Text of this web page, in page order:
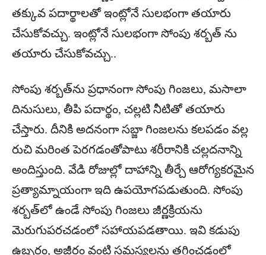
తక్కువ పదార్థాలతో ఇంట్లోనే సులభంగా తయారు
చేసుకోవచ్చు. ఇంట్లోనే సుల‌భంగా సోంపు శ‌ర్బ‌త్ ను
తయారు చేసుకోవచ్చు..
సోంపు శర్బత్‌ను ప్రధానంగా సోంపు గింజలు, మసాలా
దినుసులు, తీపి పదార్థం, చల్లటి నీటితో తయారు
చేస్తారు. దీనికి అదనంగా సబ్జా గింజలను కలపడం వల్ల
రుచి మరింత పెరగడంతోపాటు శరీరానికి చల్లదనాన్ని
అందిస్తుంది. వేడి రోజుల్లో దాహాన్ని తీర్చే ఆరోగ్యకరమైన
ప్రత్యామ్నాయంగా ఇది ఉపయోగపడుతుంది. సోంపు
శర్బత్‌లో ఉండే సోంపు గింజలు జీర్ణక్రియను
మెరుగుపరచడంలో సహాయపడతాయి. ఇవి కడుపు
ఉబ్బరం, అజీర్ణం వంటి సమస్యలను తగ్గించడంలో